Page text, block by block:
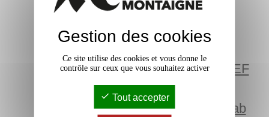
Multimédia et de l’Internet
Tous Formés à la SCIENCE
"Ici Ailleurs" : expo du Master MEEF
Arts plastiques le 14 avril
À la découverte de Porto Kultur Lab
Gestion des cookies
Ce site utilise des cookies et vous donne le
contrôle sur ceux que vous souhaitez activer
Tout accepter